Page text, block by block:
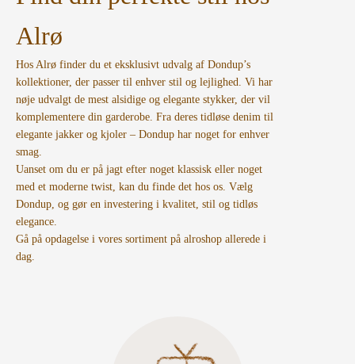
Alrø
Hos Alrø finder du et eksklusivt udvalg af Dondup’s
kollektioner, der passer til enhver stil og lejlighed. Vi har
nøje udvalgt de mest alsidige og elegante stykker, der vil
komplementere din garderobe. Fra deres tidløse denim til
elegante jakker og kjoler – Dondup har noget for enhver
smag.
Uanset om du er på jagt efter noget klassisk eller noget
med et moderne twist, kan du finde det hos os. Vælg
Dondup, og gør en investering i kvalitet, stil og tidløs
elegance.
Gå på opdagelse i vores sortiment på alroshop allerede i
dag.